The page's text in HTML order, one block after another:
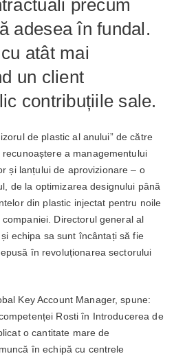
precum
adesea în fundal.
atât mai
un client
contribuțiile sale.
de plastic al anului” de către
a managementului
și lanțului de aprovizionare – o
de la optimizarea designului până
din plastic injectat pentru noile
Directorul general al
echipa sa sunt încântați să fie
în revoluționarea sectorului
Key Account Manager, spune:
Rosti în Introducerea de
o cantitate mare de
în echipă cu centrele